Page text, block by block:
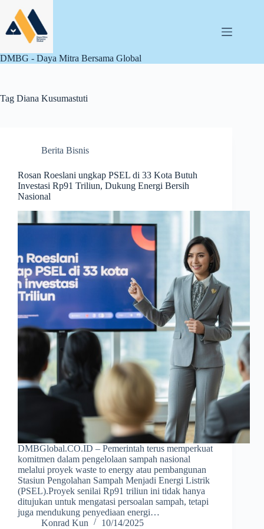
content
DMBG - Daya Mitra Bersama Global
Tag Diana Kusumastuti
Berita Bisnis
Rosan Roeslani ungkap PSEL di 33 Kota Butuh
Investasi Rp91 Triliun, Dukung Energi Bersih
Nasional
DMBGlobal.CO.ID – Pemerintah terus memperkuat
komitmen dalam pengelolaan sampah nasional
melalui proyek waste to energy atau pembangunan
Stasiun Pengolahan Sampah Menjadi Energi Listrik
(PSEL).Proyek senilai Rp91 triliun ini tidak hanya
ditujukan untuk mengatasi persoalan sampah, tetapi
juga mendukung penyediaan energi…
Konrad Kun
10/14/2025